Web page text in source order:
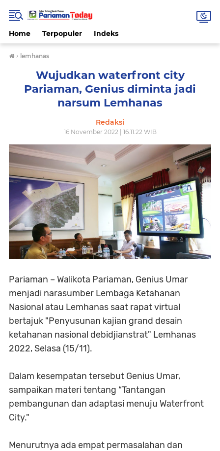
Home Terpopuler Indeks
› lemhanas
Wujudkan waterfront city
Pariaman, Genius diminta jadi
narsum Lemhanas
Redaksi
16 November 2022 | 16.11.22 WIB
Pariaman – Walikota Pariaman, Genius Umar
menjadi narasumber Lembaga Ketahanan
Nasional atau Lemhanas saat rapat virtual
bertajuk "Penyusunan kajian grand desain
ketahanan nasional debidjianstrat" Lemhanas
2022, Selasa (15/11).
Dalam kesempatan tersebut Genius Umar,
sampaikan materi tentang “Tantangan
pembangunan dan adaptasi menuju Waterfront
City."
Menurutnya ada empat permasalahan dan